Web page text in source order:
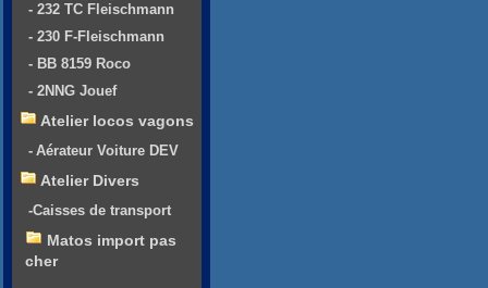
- 232 TC Fleischmann
- 230 F-Fleischmann
- BB 8159 Roco
- 2NNG Jouef
Atelier locos vagons
- Aérateur Voiture DEV
Atelier Divers
-Caisses de transport
Matos import pas
cher